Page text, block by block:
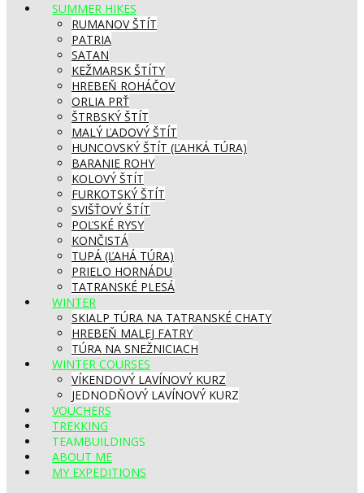
SUMMER HIKES
RUMANOV ŠTÍT
PATRIA
SATAN
KEŽMARSK ŠTÍTY
HREBEŇ ROHÁČOV
ORLIA PRŤ
ŠTRBSKÝ ŠTÍT
MALÝ ĽADOVÝ ŠTÍT
HUNCOVSKÝ ŠTÍT (ĽAHKÁ TÚRA)
BARANIE ROHY
KOLOVÝ ŠTÍT
FURKOTSKÝ ŠTÍT
SVIŠŤOVÝ ŠTÍT
POĽSKÉ RYSY
KONČISTÁ
TUPÁ (ĽAHÁ TÚRA)
PRIELO HORNÁDU
TATRANSKÉ PLESÁ
WINTER
SKIALP TÚRA NA TATRANSKÉ CHATY
HREBEŇ MALEJ FATRY
TÚRA NA SNEŽNICIACH
WINTER COURSES
VÍKENDOVÝ LAVÍNOVÝ KURZ
JEDNODŇOVÝ LAVÍNOVÝ KURZ
VOUCHERS
TREKKING
TEAMBUILDINGS
ABOUT ME
MY EXPEDITIONS